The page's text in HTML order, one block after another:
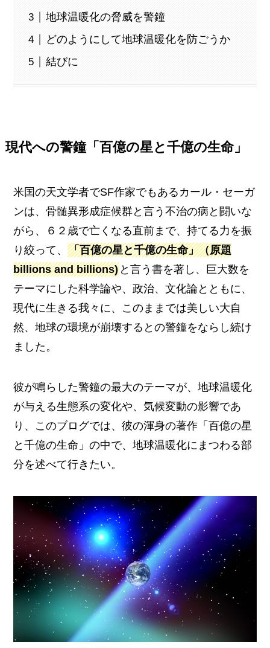
地球温暖化の脅威を警鐘
どのようにして地球温暖化を防ごうか
結びに
現代への警鐘「百億の星と千億の生命」
米国の天文学者でSF作家でもあるカール・セーガ
ンは、骨髄異形成症候群と言う不治の病と闘いな
がら、６２歳で亡くなる直前まで、持てる力を振
り絞って、「百億の星と千億の生命」（原題
billions and billions) と言う書を著し、巨大数を
テーマにした科学論や、政治、文化論とともに、
現代に生きる我々に、このままでは美しい大自
然、地球の環境が崩壊するとの警鐘をならし続け
ました。
彼が鳴らした警鐘の最大のテーマが、地球温暖化
が与える生態系の変化や、気候変動の影響であ
り、このブログでは、彼の渾身の著作「百億の星
と千億の生命」の中で、地球温暖化にまつわる部
分を述べて行きたい。